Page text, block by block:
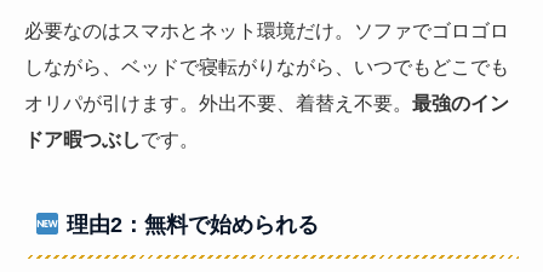
必要なのはスマホとネット環境だけ。ソファでゴロゴロ
しながら、ベッドで寝転がりながら、いつでもどこでも
オリパが引けます。外出不要、着替え不要。 最強のイン
ドア暇つぶしです。
理由2：無料で始められる